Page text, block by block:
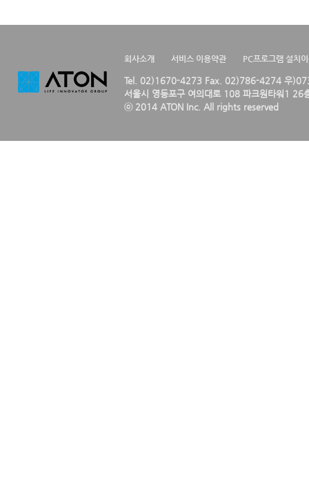
회사소개 서비스 이용약관 PC프로그램 설치
Tel. 02)1670-4273 Fax. 02)786-4274 우
서울시 영등포구 여의대로 108 파크원타워1 26
ⓒ 2014 ATON Inc. All rights reserved